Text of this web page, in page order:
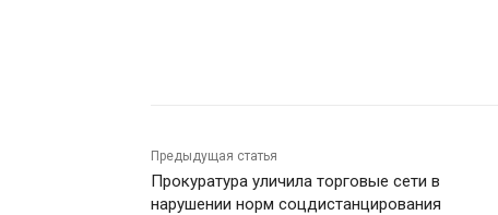
Предыдущая статья
Прокуратура уличила торговые сети в
нарушении норм соцдистанцирования